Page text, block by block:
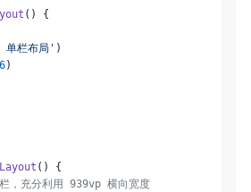
() {
栏布局' )
)
() {
，充分利用 939vp 横向宽度